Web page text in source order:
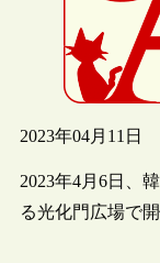
2023年04月11日
2023年4月6日、
る光化門広場で